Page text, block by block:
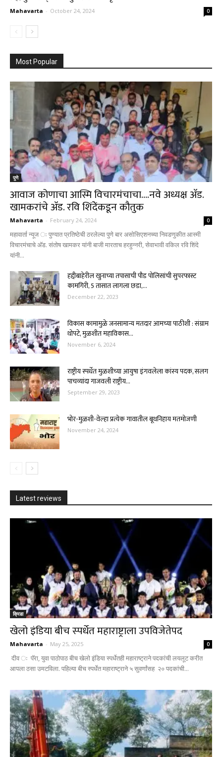
Mahavarta - October 24, 2024 0
Most Popular
पुणे
आवाज कोणाचा आस्मि विचारमंचाचा….नवे अध्यक्ष अ‍ॅड.
खामकरांचे अ‍ॅड. रवि शिंदेेंकडून कौतुक
Mahavarta - February 24, 2024 0
महावार्ता न्यूज ः पुण्यात प्रतिष्ठेची ठरलेल्या पुणे बार असोसिएशनच्या निवडणुकीत आस्मी
विचारमंचाचे अ‍ॅड. संतोष खामकर यांनी बाजी मारताच हरहुन्नरी, सेवाभावी वकिल रवि शिंदे
यांनी...
हद्दीबाहेरील खुनाच्या तपासाची पौड पोलिसांची सुपरफास्ट
कामगिरी, 5 तासात लागला छडा,...
December 22, 2023
विकास कामामुळे जनसामान्य मतदार आमच्या पाठीशी : संग्राम
थोपटे, मुळशीत महाविकास...
November 6, 2024
राष्ट्रीय स्पर्धेत मुळशीच्या आयुषा इंगवलेला कांस्य पदक, सलग
पाचव्यांदा गाजवली राष्ट्रीय...
September 29, 2023
भोर-मुळशी-वेल्हा प्रत्येक गावातील बूथनिहाय मतमोजणी
November 24, 2024
Latest reviews
क्रिडा
खेलो इंडिया बीच स्‍पर्धेत महाराष्ट्राला उपविजेतेपद
Mahavarta - May 25, 2025 0
दीव ः पॅरा, युवा पाठोपाठ बीच खेलो इंडिया स्‍पर्धेतही महाराष्ट्राने पदकांची लयलूट करीत
आपला ठसा उमटविला. पहिल्‍या बीच स्पर्धेत महाराष्ट्राने ५ सुवर्णांसह २० पदकांची...